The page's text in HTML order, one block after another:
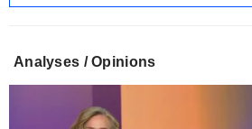
Analyses / Opinions